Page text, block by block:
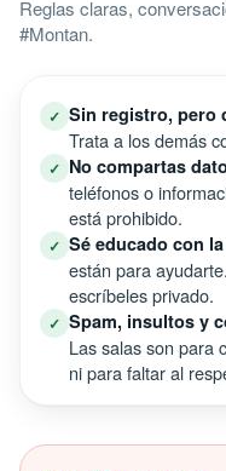
Reglas claras,
#Montan.
✓ Sin registro, pero
Trata a los demás
✓ No compartas
teléfonos o
está prohibido.
✓ Sé educado con
están para
escríbeles privado.
✓ Spam, insultos y
Las salas son para
ni para faltar al